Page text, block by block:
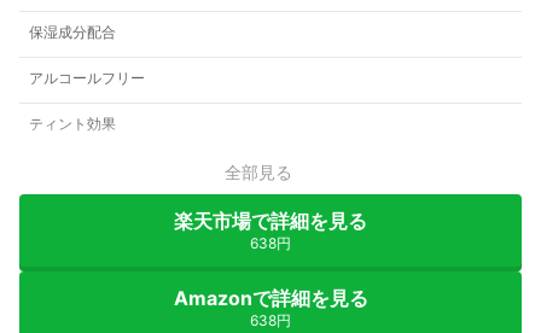
保湿成分配合
アルコールフリー
ティント効果
全部見る
楽天市場で詳細を見る
638円
Amazonで詳細を見る
638円